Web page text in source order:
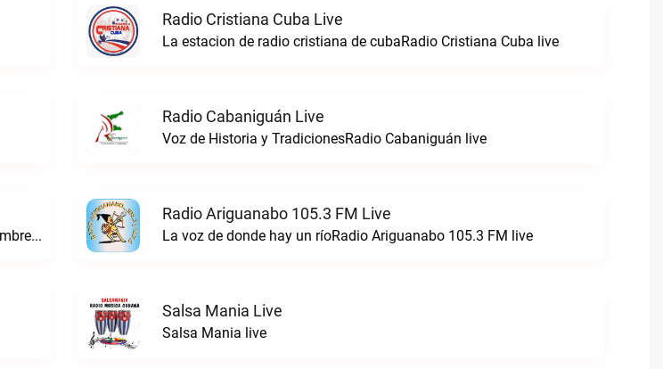
Radio Cristiana Cuba Live
La estacion de radio cristiana de cubaRadio Cristiana Cuba live
Radio Cabaniguán Live
Voz de Historia y TradicionesRadio Cabaniguán live
Una radio para conoser la verdad presente AdventistaRadio Lumbre live
Radio Ariguanabo 105.3 FM Live
La voz de donde hay un ríoRadio Ariguanabo 105.3 FM live
Salsa Mania Live
Salsa Mania live